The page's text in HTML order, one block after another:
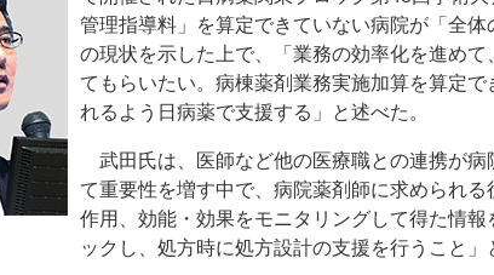
管理指導料」を算定できていない病院が「全体
の現状を示した上で、「業務の効率化を進めて
てもらいたい。病棟薬剤業務実施加算を算定で
れるよう日病薬で支援する」と述べた。
武田氏は、医師など他の医療職との連携が病
て重要性を増す中で、病院薬剤師に求められる
作用、効能・効果をモニタリングして得た情報
ックし、処方時に処方設計の支援を行うこと」